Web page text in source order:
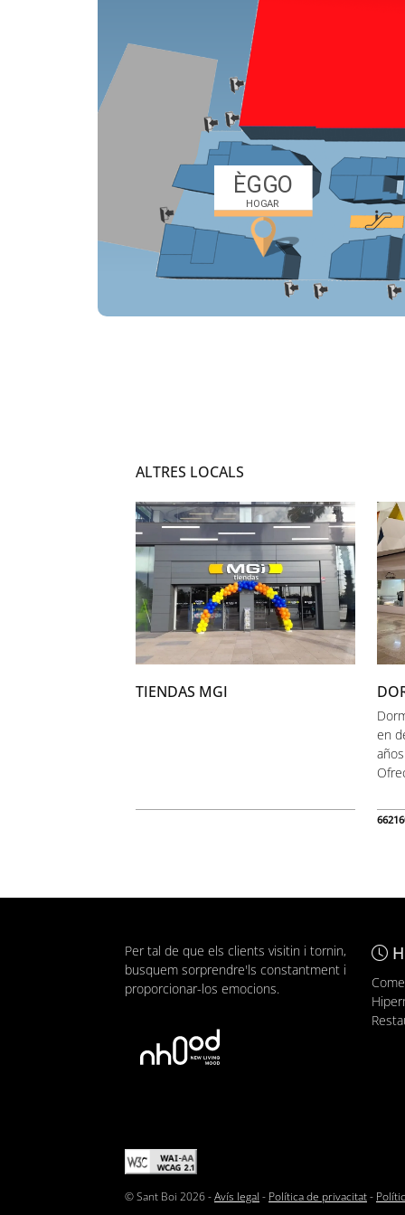
ALTRES LOCALS
TIENDAS MGI
en
Per tal de que els clients visitin i tornin,
busquem sorprendre'ls constantment i
proporcionar-los emocions.
© Sant Boi 2026 -Avís legal - Política de privacitat-